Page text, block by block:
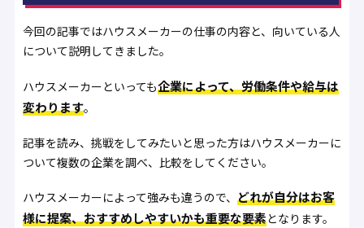
今回の記事ではハウスメーカーの仕事の内容と、向いている人
について説明してきました。
ハウスメーカーといっても企業によって、労働条件や給与は
変わります。
記事を読み、挑戦をしてみたいと思った方はハウスメーカーに
ついて複数の企業を調べ、比較をしてください。
ハウスメーカーによって強みも違うので、 どれが自分はお客
様に提案、おすすめしやすいかも重要な要素となります。